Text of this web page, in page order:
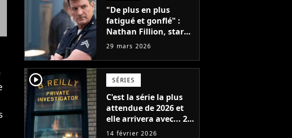
"De plus en plus
fatigué et gonflé" :
Nathan Fillion, star
de The Rookie, a lutté
un rôle qui le
détruisait de plus en
plus
29 mars 2026
player2 SÉRIES
C'est la série la plus
attendue de 2026 et
elle arrivera avec... 2
versions différentes
14 février 2026